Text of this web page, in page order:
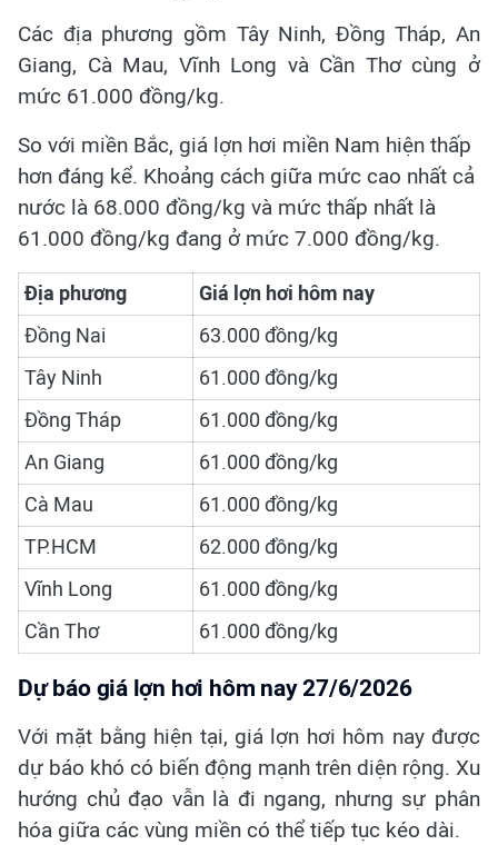
Các địa phương gồm Tây Ninh, Đồng Tháp, An
Giang, Cà Mau, Vĩnh Long và Cần Thơ cùng ở
mức 61.000 đồng/kg.
So với miền Bắc, giá lợn hơi miền Nam hiện thấp
hơn đáng kể. Khoảng cách giữa mức cao nhất cả
nước là 68.000 đồng/kg và mức thấp nhất là
61.000 đồng/kg đang ở mức 7.000 đồng/kg.
Địa phương
Giá lợn hơi hôm nay
Đồng Nai
63.000 đồng/kg
Tây Ninh
61.000 đồng/kg
Đồng Tháp
61.000 đồng/kg
An Giang
61.000 đồng/kg
Cà Mau
61.000 đồng/kg
TP.HCM
62.000 đồng/kg
Vĩnh Long
61.000 đồng/kg
Cần Thơ
61.000 đồng/kg
Dự báo giá lợn hơi hôm nay 27/6/2026
Với mặt bằng hiện tại, giá lợn hơi hôm nay được
dự báo khó có biến động mạnh trên diện rộng. Xu
hướng chủ đạo vẫn là đi ngang, nhưng sự phân
hóa giữa các vùng miền có thể tiếp tục kéo dài.